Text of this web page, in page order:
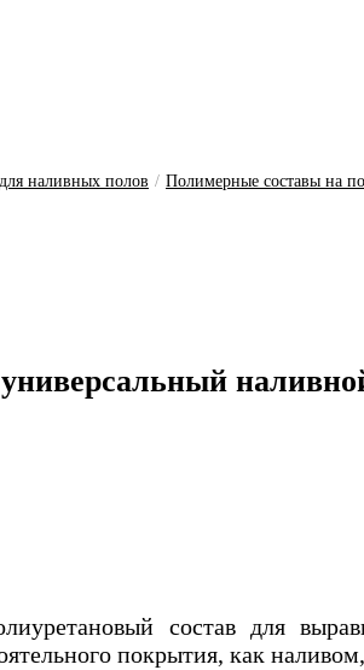
наливных полов / Полимерные составы на
состав для
покрытия, как